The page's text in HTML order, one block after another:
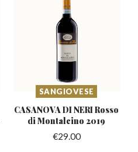
SANGIOVESE
CASANOVA DI NERI Rosso
di Montalcino 2019
€29.00